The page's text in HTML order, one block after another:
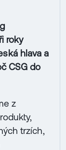
roky
hlava a
CSG do
z
trzích,